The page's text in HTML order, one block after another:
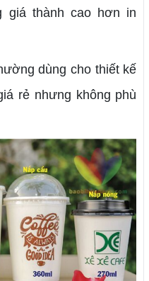
giá thành cao hơn in
dùng cho thiết kế
rẻ nhưng không phù